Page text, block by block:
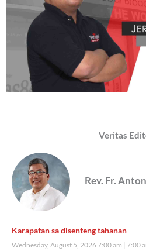
Veritas
Rev. Fr.
Karapatan sa disenteng tahanan
Wednesday, August 5, 2026 7:00 am 7:00